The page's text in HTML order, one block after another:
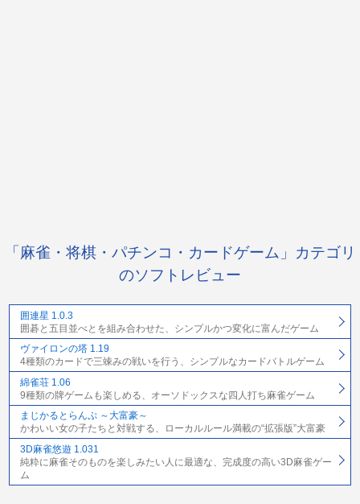
「麻雀・将棋・パチンコ・カードゲーム」カテゴリ
のソフトレビュー
囲連星 1.0.3
囲碁と五目並べとを組み合わせた、シンプルかつ変化に富んだゲーム
ヴァイロンの塔 1.19
4種類のカードで三竦みの戦いを行う、シンプルなカードバトルゲーム
綿雀荘 1.06
9種類の牌ゲームも楽しめる、オーソドックスな四人打ち麻雀ゲーム
まじかるとらんぷ ～大富豪～
かわいい女の子たちと対戦する、ローカルルール満載の“拡張版”大富豪
3D麻雀悠遊 1.031
純粋に麻雀そのものを楽しみたい人に最適な、完成度の高い3D麻雀ゲー
ム